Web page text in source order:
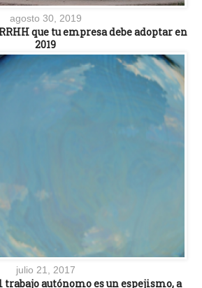
agosto 30, 2019
que tu empresa debe adoptar en
2019
julio 21, 2017
autónomo es un espejismo, a